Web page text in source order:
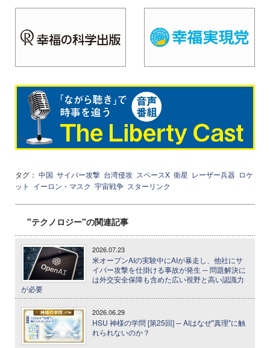
タグ： 中国 サイバー攻撃 台湾侵攻 スペースX 衛星 レーザー兵器 ロケ
ット イーロン・マスク 宇宙戦争 スターリンク
"テクノロジー"の関連記事
2026.07.23
米オープンAIの実験中にAIが暴走し、他社にサ
イバー攻撃を仕掛ける事故が発生 ─ 問題解決に
は外交安全保障も含めた広い視野と高い認識力
が必要
2026.06.29
HSU 神様の学問 [第25回] ─ AIはなぜ"真理"に触
れられないのか？